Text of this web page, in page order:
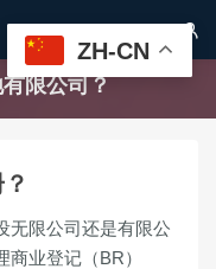

限公司？
无限公司还是有限公
业登记（BR）
ZH-CN